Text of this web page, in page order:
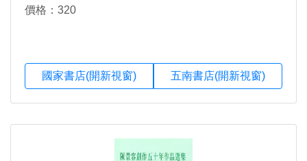
價格：320
國家書店(開新視窗) 五南書店(開新視窗)